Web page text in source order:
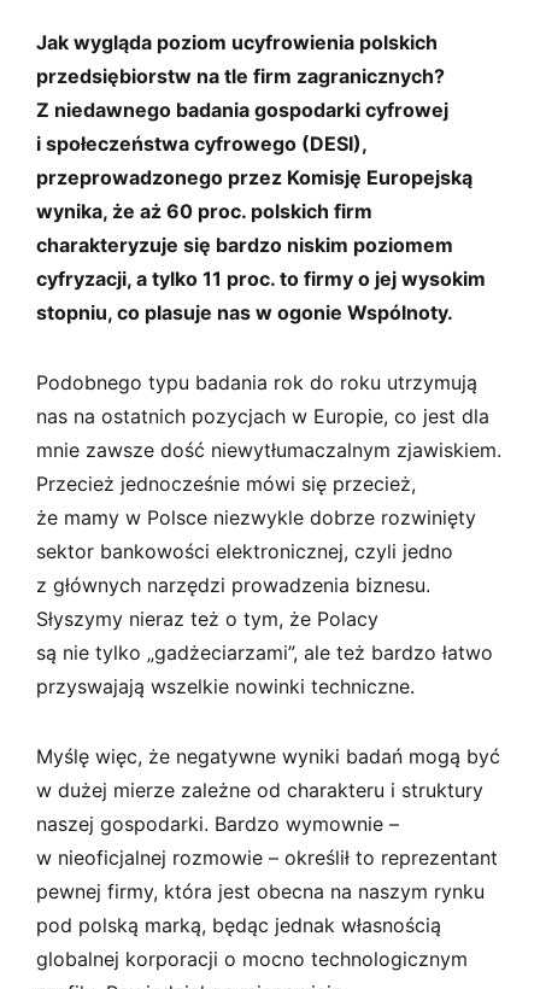
Jak wygląda poziom ucyfrowienia polskich
przedsiębiorstw na tle firm zagranicznych?
Z niedawnego badania gospodarki cyfrowej
i społeczeństwa cyfrowego (DESI),
przeprowadzonego przez Komisję Europejską
wynika, że aż 60 proc. polskich firm
charakteryzuje się bardzo niskim poziomem
cyfryzacji, a tylko 11 proc. to firmy o jej wysokim
stopniu, co plasuje nas w ogonie Wspólnoty.
Podobnego typu badania rok do roku utrzymują
nas na ostatnich pozycjach w Europie, co jest dla
mnie zawsze dość niewytłumaczalnym zjawiskiem.
Przecież jednocześnie mówi się przecież,
że mamy w Polsce niezwykle dobrze rozwinięty
sektor bankowości elektronicznej, czyli jedno
z głównych narzędzi prowadzenia biznesu.
Słyszymy nieraz też o tym, że Polacy
są nie tylko „gadżeciarzami”, ale też bardzo łatwo
przyswajają wszelkie nowinki techniczne.
Myślę więc, że negatywne wyniki badań mogą być
w dużej mierze zależne od charakteru i struktury
naszej gospodarki. Bardzo wymownie –
w nieoficjalnej rozmowie – określił to reprezentant
pewnej firmy, która jest obecna na naszym rynku
pod polską marką, będąc jednak własnością
globalnej korporacji o mocno technologicznym